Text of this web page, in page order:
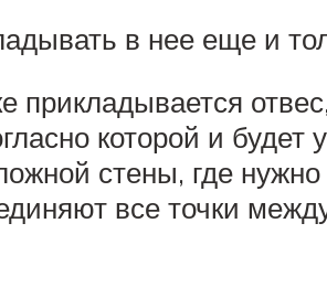
в нее еще и
прикладывается
которой и будет
стены, где
все точки